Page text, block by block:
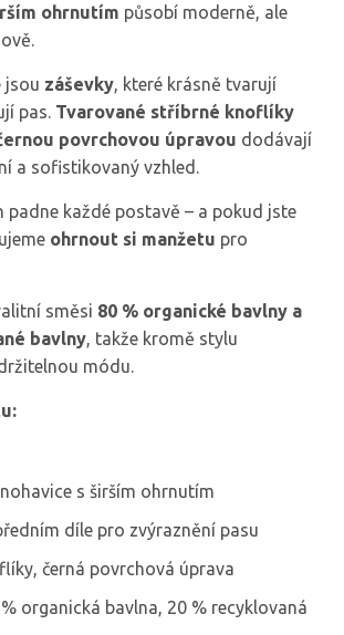
ohrnutím působí moderně, ale
jsou záševky, které krásně tvarují
pas. Tvarované stříbrné knoflíky
povrchovou úpravou dodávají
a sofistikovaný vzhled.
padne každé postavě – a pokud jste
ohrnout si manžetu pro
směsi 80 % organické bavlny a
bavlny, takže kromě stylu
módu.
s širším ohrnutím
díle pro zvýraznění pasu
černá povrchová úprava
organická bavlna, 20 % recyklovaná